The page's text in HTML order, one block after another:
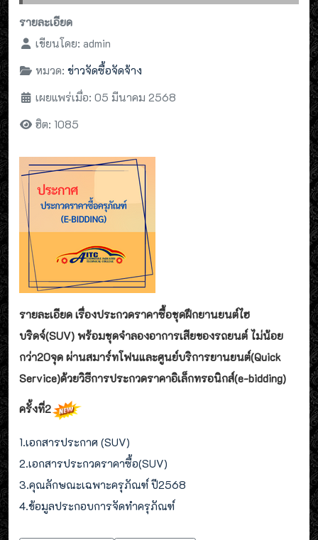
รายละเอียด
เขียนโดย: admin
หมวด: ข่าวจัดซื้อจัดจ้าง
เผยแพร่เมื่อ: 05 มีนาคม 2568
ฮิต: 1085
รายละเอียด เรื่องประกวดราคาซื้อชุดฝึกยานยนต์ไฮ
บริดจ์(SUV) พร้อมชุดจำลองอาการเสียของรถยนต์ ไม่น้อย
กว่า20จุด ผ่านสมาร์ทโฟนและศูนย์บริการยานยนต์(Quick
Service)ด้วยวิธีการประกวดราคาอิเล็กทรอนิกส์(e-bidding)
ครั้งที่2
1.เอกสารประกาศ (SUV)
2.เอกสารประกวดราคาซื้อ(SUV)
3.คุณลักษณะเฉพาะครุภัณฑ์ ปี2568
4.ข้อมูลประกอบการจัดทำครุภัณฑ์